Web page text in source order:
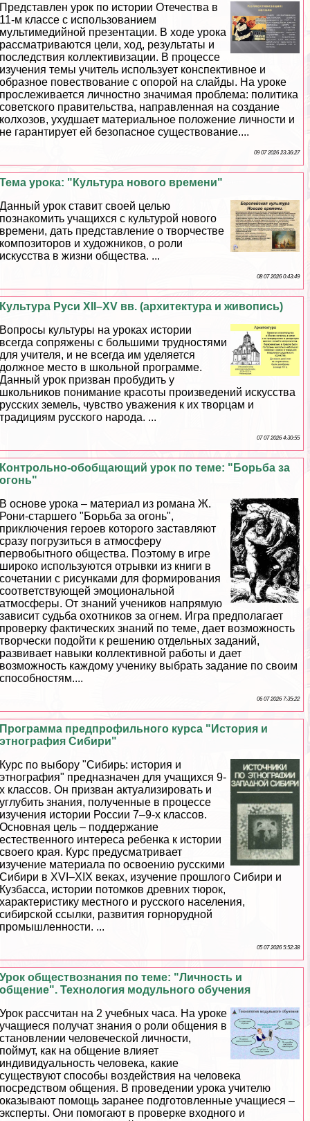
Представлен урок по истории Отечества в
11-м классе с использованием
мультимедийной презентации. В ходе урока
рассматриваются цели, ход, результаты и
последствия коллективизации. В процессе
изучения темы учитель использует конспективное и
образное повествование с опорой на слайды. На уроке
прослеживается личностно значимая проблема: политика
советского правительства, направленная на создание
колхозов, ухудшает материальное положение личности и
не гарантирует ей безопасное существование....
09 07 2026 23:36:27
Тема урока: "Культура нового времени"
Данный урок ставит своей целью
познакомить учащихся с культурой нового
времени, дать представление о творчестве
композиторов и художников, о роли
искусства в жизни общества. ...
08 07 2026 0:43:49
Культура Руси XII–XV вв. (архитектура и живопись)
Вопросы культуры на уроках истории
всегда сопряжены с большими трудностями
для учителя, и не всегда им уделяется
должное место в школьной программе.
Данный урок призван пробудить у
школьников понимание красоты произведений искусства
русских земель, чувство уважения к их творцам и
традициям русского народа. ...
07 07 2026 4:30:55
Контрольно-обобщающий урок по теме: "Борьба за
огонь"
В основе урока – материал из романа Ж.
Рони-старшего "Борьба за огонь",
приключения героев которого заставляют
сразу погрузиться в атмосферу
первобытного общества. Поэтому в игре
широко используются отрывки из книги в
сочетании с рисунками для формирования
соответствующей эмоциональной
атмосферы. От знаний учеников напрямую
зависит судьба охотников за огнем. Игра предполагает
проверку фактических знаний по теме, дает возможность
творчески подойти к решению отдельных заданий,
развивает навыки коллективной работы и дает
возможность каждому ученику выбрать задание по своим
способностям....
06 07 2026 7:35:22
Программа предпрофильного курса "История и
этнография Сибири"
Курс по выбору "Сибирь: история и
этнография" предназначен для учащихся 9-
х классов. Он призван актуализировать и
углубить знания, полученные в процессе
изучения истории России 7–9-х классов.
Основная цель – поддержание
естественного интереса ребенка к истории
своего края. Курс предусматривает
изучение материала по освоению русскими
Сибири в XVI–XIX веках, изучение прошлого Сибири и
Кузбасса, истории потомков древних тюрок,
хаpaктеристику местного и русского населения,
сибирской ссылки, развития горнорудной
промышленности. ...
05 07 2026 5:52:38
Урок обществознания по теме: "Личность и
общение". Технология модульного обучения
Урок рассчитан на 2 учебных часа. На уроке
учащиеся получат знания о роли общения в
становлении человеческой личности,
поймут, как на общение влияет
индивидуальность человека, какие
существуют способы воздействия на человека
посредством общения. В проведении урока учителю
оказывают помощь заранее подготовленные учащиеся –
эксперты. Они помогают в проверке входного и